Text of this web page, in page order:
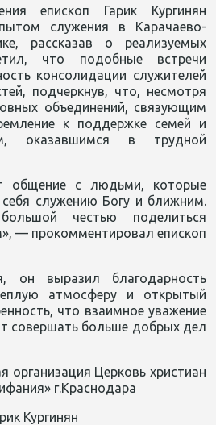
епископ Гарик Кургинян
служения в Карачаево-
рассказав о реализуемых
что подобные встречи
консолидации служителей
подчеркнув, что, несмотря
объединений, связующим
к поддержке семей и
оказавшимся в трудной
общение с людьми, которые
служению Богу и ближним.
честью поделиться
— прокомментировал епископ
он выразил благодарность
атмосферу и открытый
что взаимное уважение
совершать больше добрых дел
организация Церковь христиан
г.Краснодара
Кургинян